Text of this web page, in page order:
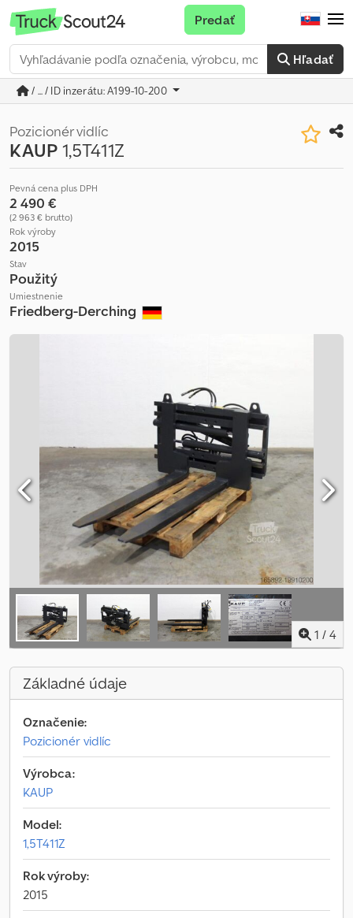
Hľadať
Predať
/ ... / ID inzerátu: A199-10-200
Pozicionér vidlíc
KAUP1,5T411Z
Pevná cena plus DPH
2 490 €
(2 963 € brutto)
Rok výroby
2015
Stav
Použitý
Umiestnenie
Friedberg-Derching
1 / 4
Základné údaje
Označenie:
Pozicionér vidlíc
Výrobca:
KAUP
Model:
1,5T411Z
Rok výroby:
2015